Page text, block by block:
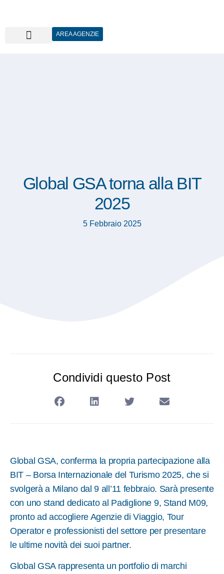
AREA AGENZIE
Global GSA torna alla BIT
2025
5 Febbraio 2025
Condividi questo Post
Global GSA, conferma la propria partecipazione alla
BIT – Borsa Internazionale del Turismo 2025, che si
svolgerà a Milano dal 9 all’11 febbraio. Sarà presente
con uno stand dedicato al Padiglione 9, Stand M09,
pronto ad accogliere Agenzie di Viaggio, Tour
Operator e professionisti del settore per presentare
le ultime novità dei suoi partner.
Global GSA rappresenta un portfolio di marchi